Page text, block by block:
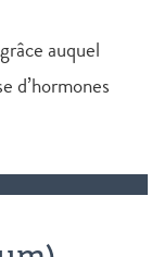
auquel
d’hormones